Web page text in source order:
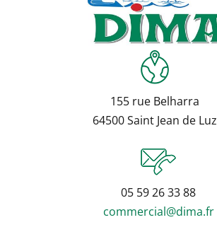
155 rue Belharra
64500 Saint Jean de Luz
05 59 26 33 88
commercial@dima.fr